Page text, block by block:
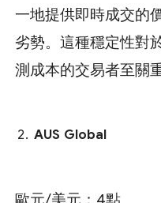
一地提供即時成交的
劣勢。這種穩定性對
測成本的交易者至關
AUS Global
歐元/美元：4點